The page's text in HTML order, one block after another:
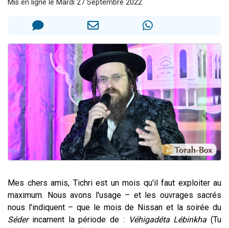
Il reste 49 places pour étudier en groupe sur Zoom
12 nouvelles musiques dans Torah-Box Music
2 personnes viennent de nous rejoindre sur WhatsApp
Mis en ligne le Mardi 27 Septembre 2022
Mes chers amis, Tichri est un mois qu'il faut exploiter au
maximum. Nous avons l'usage – et les ouvrages sacrés
nous l'indiquent – que le mois de Nissan et la soirée du
Séderincarnent la période de : Véhigadéta Lébinkha (Tu